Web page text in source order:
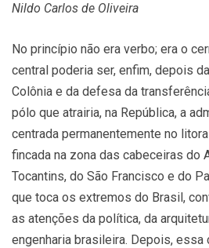
Nildo Carlos de Oliveira
No princípio não era verbo; era o
central poderia ser, enfim, depois
Colônia e da defesa da
pólo que atrairia, na República, a
centrada permanentemente no
fincada na zona das cabeceiras do
Tocantins, do São Francisco e do
que toca os extremos do Brasil,
as atenções da política, da
engenharia brasileira. Depois, essa